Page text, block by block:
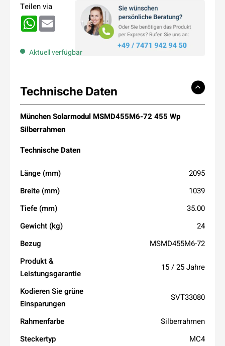
Teilen via
WhatsApp
Aktuell verfügbar
Technische Daten
München Solarmodul MSMD455M6-72 455 Wp
Silberrahmen
Technische Daten
Länge (mm)
2095
Breite (mm)
1039
Tiefe (mm)
35.00
Gewicht (kg)
24
Bezug
MSMD455M6-72
Produkt &
Leistungsgarantie
15 / 25 Jahre
Kodieren Sie grüne
Einsparungen
SVT33080
Rahmenfarbe
Silberrahmen
Steckertyp
MC4